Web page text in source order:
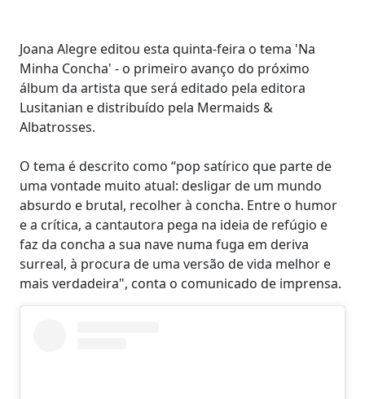
Joana Alegre editou esta quinta-feira o tema 'Na
Minha Concha' - o primeiro avanço do próximo
álbum da artista que será editado pela editora
Lusitanian e distribuído pela Mermaids &
Albatrosses.
O tema é descrito como “pop satírico que parte de
uma vontade muito atual: desligar de um mundo
absurdo e brutal, recolher à concha. Entre o humor
e a crítica, a cantautora pega na ideia de refúgio e
faz da concha a sua nave numa fuga em deriva
surreal, à procura de uma versão de vida melhor e
mais verdadeira", conta o comunicado de imprensa.